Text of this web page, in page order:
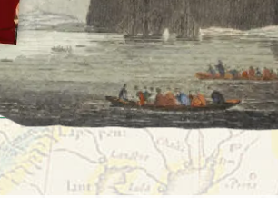
en Herzegovina
Kroatië
Lapland
Letland
Litouwen
Madeira
Montenegro
& Tibet, 42
&
dagen
Indonesië
Japan
Jordanië
Kazachstan
Kirgizië
Laos
Malediven